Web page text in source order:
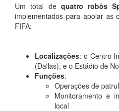
Um total de quatro robôs
implementados para apoiar as
FIFA:
Localizações: o Centro
(Dallas); e o Estádio de
Funções:
Operações de
Monitoramento e
local